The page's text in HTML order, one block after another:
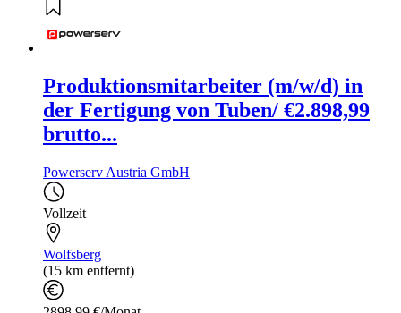
Produktionsmitarbeiter (m/w/d) in
der Fertigung von Tuben/ €2.898,99
brutto...
Powerserv Austria GmbH
Vollzeit
Wolfsberg
(15 km entfernt)